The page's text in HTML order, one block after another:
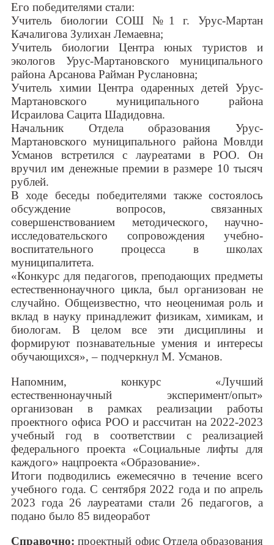
Его победителями стали:
Учитель биологии СОШ №1 г. Урус-Мартан
Качалигова Зулихан Лемаевна;
Учитель биологии Центра юных туристов и
экологов Урус-Мартановского муниципального
района Арсанова Райман Руслановна;
Учитель химии Центра одаренных детей Урус-
Мартановского муниципального района
Исраилова Сацита Шадидовна.
Начальник Отдела образования Урус-
Мартановского муниципального района Мовлди
Усманов встретился с лауреатами в РОО. Он
вручил им денежные премии в размере 10 тысяч
рублей.
В ходе беседы победителями также состоялось
обсуждение вопросов, связанных
совершенствованием методического, научно-
исследовательского сопровождения учебно-
воспитательного процесса в школах
муниципалитета.
«Конкурс для педагогов, преподающих предметы
естественнонаучного цикла, был организован не
случайно. Общеизвестно, что неоценимая роль и
вклад в науку принадлежит физикам, химикам, и
биологам. В целом все эти дисциплины и
формируют познавательные умения и интересы
обучающихся», – подчеркнул М. Усманов.
Напомним, конкурс «Лучший
естественнонаучный эксперимент/опыт»
организован в рамках реализации работы
проектного офиса РОО и рассчитан на 2022-2023
учебный год в соответствии с реализацией
федерального проекта «Социальные лифты для
каждого» нацпроекта «Образование».
Итоги подводились ежемесячно в течение всего
учебного года. С сентября 2022 года и по апрель
2023 года 26 лауреатами стали 26 педагогов, а
подано было 85 видеоработ
Справочно: проектный офис Отдела образования